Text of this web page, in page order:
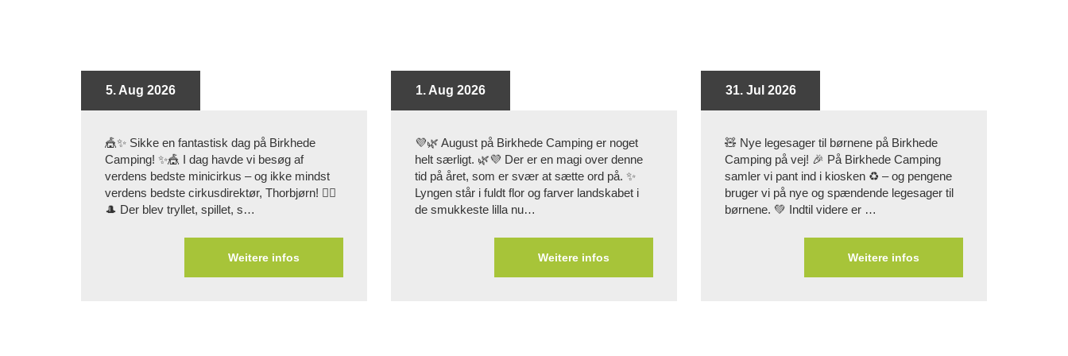
5. Aug 2026
🎪✨ Sikke en fantastisk dag på Birkhede
Camping! ✨🎪 I dag havde vi besøg af
verdens bedste minicirkus – og ikke mindst
verdens bedste cirkusdirektør, Thorbjørn! 🤹‍♂️
🎩 Der blev tryllet, spillet, s…
Weitere infos
1. Aug 2026
💜🌿 August på Birkhede Camping er noget
helt særligt. 🌿💜 Der er en magi over denne
tid på året, som er svær at sætte ord på. ✨
Lyngen står i fuldt flor og farver landskabet i
de smukkeste lilla nu…
Weitere infos
31. Jul 2026
🧸 Nye legesager til børnene på Birkhede
Camping på vej! 🎉 På Birkhede Camping
samler vi pant ind i kiosken ♻️ – og pengene
bruger vi på nye og spændende legesager til
børnene. 💚 Indtil videre er …
Weitere infos